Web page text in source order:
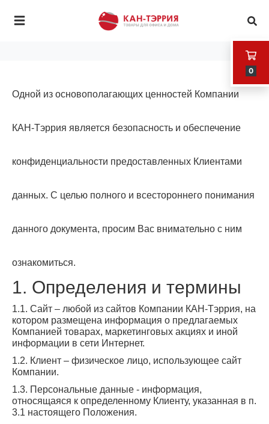
0
Одной из основополагающих ценностей Компании
КАН-Тэррия является безопасность и обеспечение
конфиденциальности предоставленных Клиентами
данных. С целью полного и всестороннего понимания
данного документа, просим Вас внимательно с ним
ознакомиться.
1. Определения и термины
1.1. Сайт – любой из сайтов Компании КАН-Тэррия, на
котором размещена информация о предлагаемых
Компанией товарах, маркетинговых акциях и иной
информации в сети Интернет.
1.2. Клиент – физическое лицо, использующее сайт
Компании.
1.3. Персональные данные - информация,
относящаяся к определенному Клиенту, указанная в п.
3.1 настоящего Положения.